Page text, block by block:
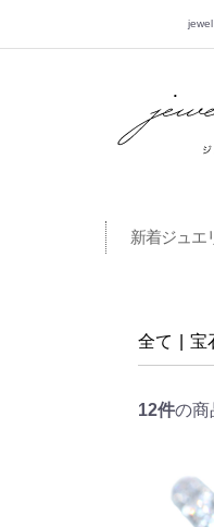
新着ジュエ
全て 宝
12件の商